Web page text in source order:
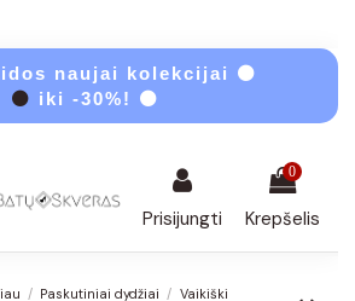
naujai kolekcijai ⚫
⚫ iki -30%! ⚫
Prisijungti
0
Krepšelis
Paskutiniai dydžiai
Vaikiški